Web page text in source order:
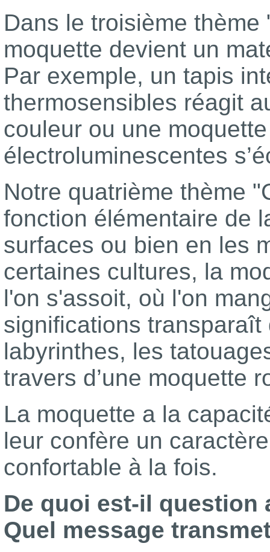
Dans le troisième
moquette devient un
Par exemple, un tapis
thermosensibles réagit
couleur ou une
électroluminescentes
Notre quatrième thème
fonction élémentaire de
surfaces ou bien en les
certaines cultures, la
l'on s'assoit, où l'on
significations
labyrinthes, les
travers d’une moquette
La moquette a la
leur confère un
confortable à la fois.
De quoi est-il question
Quel message